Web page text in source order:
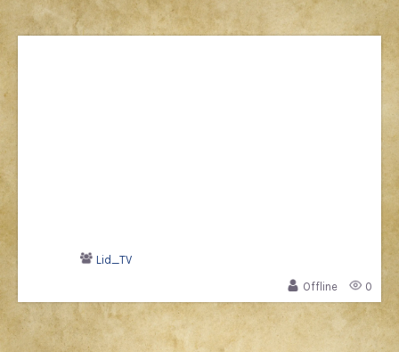
Lid_TV
Offline
0